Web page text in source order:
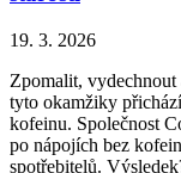
19. 3. 2026
Zpomalit, vydechnout
tyto okamžiky
kofeinu. Společnost
po nápojích bez
spotřebitelů.